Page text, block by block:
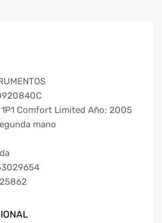
1P1 Comfort Limited Año: 2005
mano